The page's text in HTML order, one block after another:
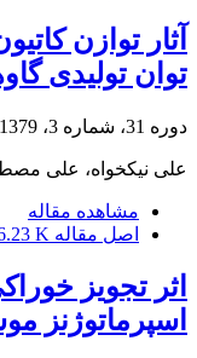
آثار توازن
توان تولیدی
دوره 31، شماره 3، 1379
علی نیکخواه، علی
مشاهده مقاله
اصل مقاله K
اثر تجویز
اسپرماتوژنز